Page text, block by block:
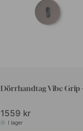
Dörrhandtag Vibe Grip
1559 kr
I lager